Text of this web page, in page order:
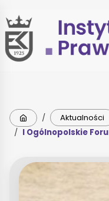
Skip
to
content
Skip
to
menu
Strona główna
/
Aktualności
/ I Ogólnopolskie